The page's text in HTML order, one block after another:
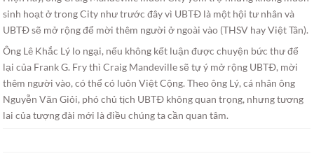
sinh hoạt ở trong City như trước đây vì UBTÐ là một hội tư nhân và
UBTÐ sẽ mở rộng để mời thêm người ở ngoài vào (THSV hay Việt Tân).
Ông Lê Khắc Lý lo ngại, nếu không kết luận được chuyện bức thư để
lại của Frank G. Fry thì Craig Mandeville sẽ tự ý mở rộng UBTÐ, mời
thêm người vào, có thể có luôn Việt Cộng. Theo ông Lý, cá nhân ông
Nguyễn Văn Giỏi, phó chủ tịch UBTÐ không quan trọng, nhưng tương
lai của tượng đài mới là điều chúng ta cần quan tâm.